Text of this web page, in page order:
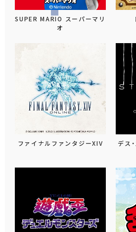
SUPER MARIO スーパーマリ
オ
ファイナルファンタジーXIV
デス